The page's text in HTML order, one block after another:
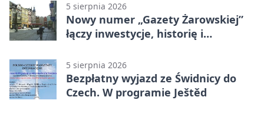
5 sierpnia 2026
Nowy numer „Gazety Żarowskiej”
łączy inwestycje, historię i
5 sierpnia 2026
Bezpłatny wyjazd ze Świdnicy do
Czech. W programie Ještěd